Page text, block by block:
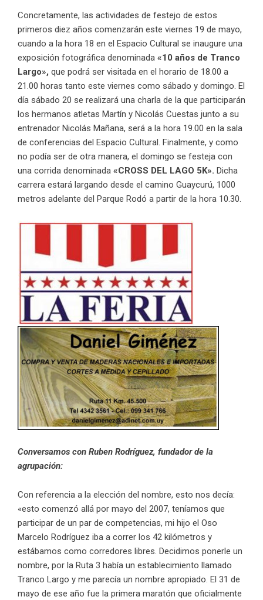
Concretamente, las actividades de festejo de estos
primeros diez años comenzarán este viernes 19 de mayo,
cuando a la hora 18 en el Espacio Cultural se inaugure una
exposición fotográfica denominada «10 años de Tranco
Largo», que podrá ser visitada en el horario de 18.00 a
21.00 horas tanto este viernes como sábado y domingo. El
día sábado 20 se realizará una charla de la que participarán
los hermanos atletas Martín y Nicolás Cuestas junto a su
entrenador Nicolás Mañana, será a la hora 19.00 en la sala
de conferencias del Espacio Cultural. Finalmente, y como
no podía ser de otra manera, el domingo se festeja con
una corrida denominada «CROSS DEL LAGO 5K». Dicha
carrera estará largando desde el camino Guaycurú, 1000
metros adelante del Parque Rodó a partir de la hora 10.30.
Conversamos con Ruben Rodríguez, fundador de la
agrupación:
Con referencia a la elección del nombre, esto nos decía:
«esto comenzó allá por mayo del 2007, teníamos que
participar de un par de competencias, mi hijo el Oso
Marcelo Rodríguez iba a correr los 42 kilómetros y
estábamos como corredores libres. Decidimos ponerle un
nombre, por la Ruta 3 había un establecimiento llamado
Tranco Largo y me parecía un nombre apropiado. El 31 de
mayo de ese año fue la primera maratón que oficialmente